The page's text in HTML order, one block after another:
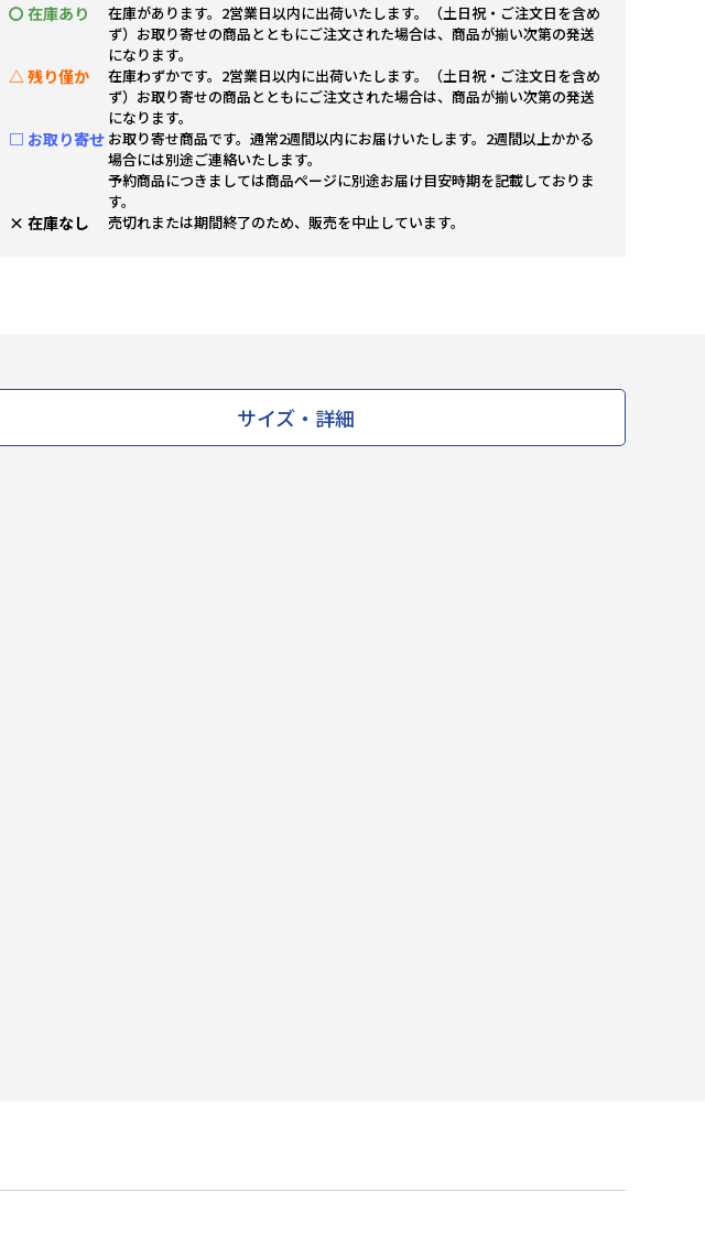
〇 在庫あり
在庫があります。2営業日以内に出荷いたします。（土日祝・ご注文日を含め
ず）お取り寄せの商品とともにご注文された場合は、商品が揃い次第の発送
になります。
△ 残り僅か
在庫わずかです。2営業日以内に出荷いたします。（土日祝・ご注文日を含め
ず）お取り寄せの商品とともにご注文された場合は、商品が揃い次第の発送
になります。
□ お取り寄せ お取り寄せ商品です。通常2週間以内にお届けいたします。2週間以上かかる
場合には別途ご連絡いたします。
予約商品につきましては商品ページに別途お届け目安時期を記載しておりま
す。
× 在庫なし 売切れまたは期間終了のため、販売を中止しています。
サイズ・詳細